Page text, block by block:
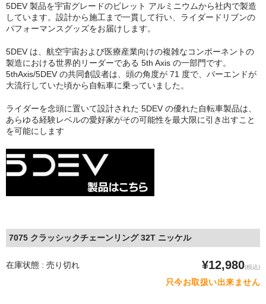
サドル/シートポスト
ドロッパーポスト
ドロップハンドル・ロードステム
フレームプロテクション
ボディケア用品
タイヤ
ONEUP COMPONENTS
Amp Human(PRローション）
5DEV 製品を宇宙グレードのビレット アルミニウムから社内で製造
しています。設計から施工まで一貫して行い、ライダードリブンの
パフォーマンスグッズをお届けします。
5DEV は、航空宇宙および医療産業向けの複雑なコンポーネントの
製造における世界的リーダーである 5th Axis の一部門です。
5thAxis/5DEV の共同創設者は、頭の角度が 71 度で、バーエンドが
大流行していた頃から自転車に乗っていました。
ライダーを念頭に置いて設計された 5DEV の優れた自転車製品は、
あらゆる経験レベルの愛好家がその可能性を最大限に引き出すこと
を可能にします
7075 クラッシックチェーンリング 32T ニッケル
在庫状態 : 売り切れ ¥12,980(税込)
只今お取扱い出来ません